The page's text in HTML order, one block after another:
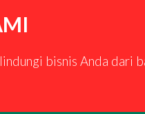
bisnis Anda dari